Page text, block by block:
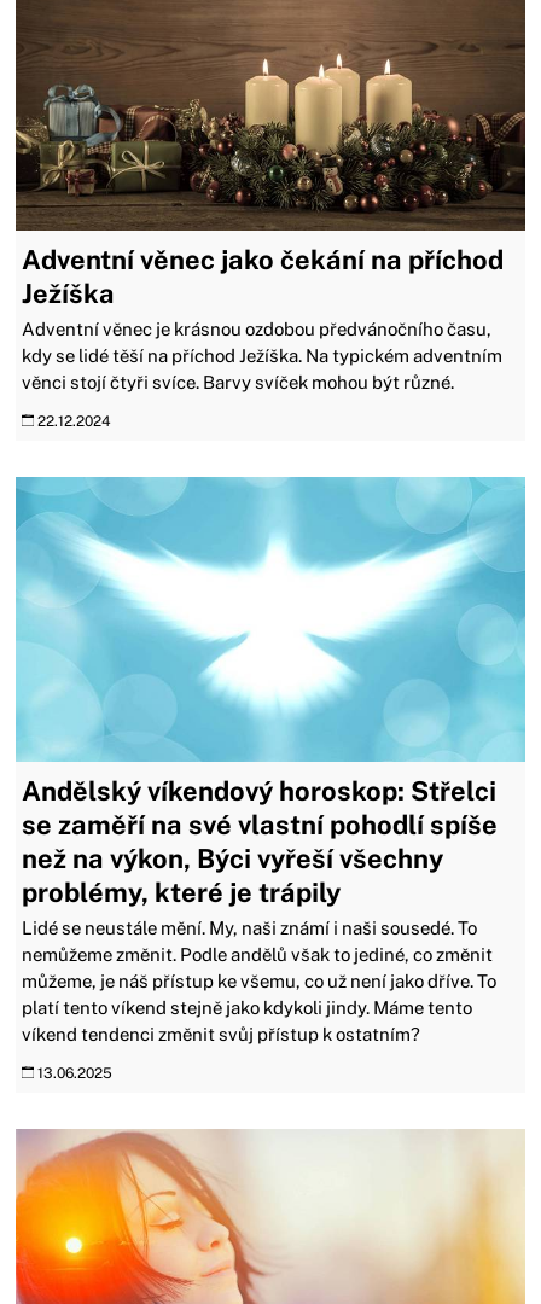
Adventní věnec jako čekání na příchod
Ježíška
Adventní věnec je krásnou ozdobou předvánočního času,
kdy se lidé těší na příchod Ježíška. Na typickém adventním
věnci stojí čtyři svíce. Barvy svíček mohou být různé.
22.12.2024
Andělský víkendový horoskop: Střelci
se zaměří na své vlastní pohodlí spíše
než na výkon, Býci vyřeší všechny
problémy, které je trápily
Lidé se neustále mění. My, naši známí i naši sousedé. To
nemůžeme změnit. Podle andělů však to jediné, co změnit
můžeme, je náš přístup ke všemu, co už není jako dříve. To
platí tento víkend stejně jako kdykoli jindy. Máme tento
víkend tendenci změnit svůj přístup k ostatním?
13.06.2025